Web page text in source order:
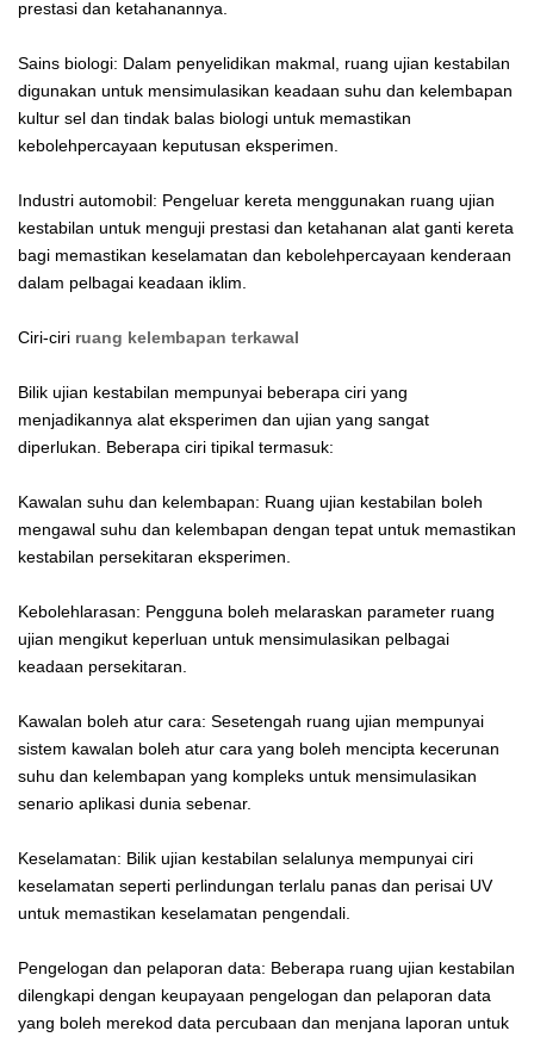
prestasi dan ketahanannya.
Sains biologi: Dalam penyelidikan makmal, ruang ujian kestabilan
digunakan untuk mensimulasikan keadaan suhu dan kelembapan
kultur sel dan tindak balas biologi untuk memastikan
kebolehpercayaan keputusan eksperimen.
Industri automobil: Pengeluar kereta menggunakan ruang ujian
kestabilan untuk menguji prestasi dan ketahanan alat ganti kereta
bagi memastikan keselamatan dan kebolehpercayaan kenderaan
dalam pelbagai keadaan iklim.
Ciri-ciri ruang kelembapan terkawal
Bilik ujian kestabilan mempunyai beberapa ciri yang
menjadikannya alat eksperimen dan ujian yang sangat
diperlukan. Beberapa ciri tipikal termasuk:
Kawalan suhu dan kelembapan: Ruang ujian kestabilan boleh
mengawal suhu dan kelembapan dengan tepat untuk memastikan
kestabilan persekitaran eksperimen.
Kebolehlarasan: Pengguna boleh melaraskan parameter ruang
ujian mengikut keperluan untuk mensimulasikan pelbagai
keadaan persekitaran.
Kawalan boleh atur cara: Sesetengah ruang ujian mempunyai
sistem kawalan boleh atur cara yang boleh mencipta kecerunan
suhu dan kelembapan yang kompleks untuk mensimulasikan
senario aplikasi dunia sebenar.
Keselamatan: Bilik ujian kestabilan selalunya mempunyai ciri
keselamatan seperti perlindungan terlalu panas dan perisai UV
untuk memastikan keselamatan pengendali.
Pengelogan dan pelaporan data: Beberapa ruang ujian kestabilan
dilengkapi dengan keupayaan pengelogan dan pelaporan data
yang boleh merekod data percubaan dan menjana laporan untuk